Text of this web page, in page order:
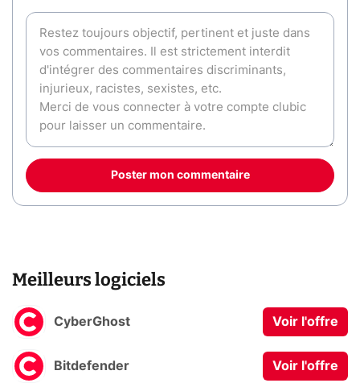
Poster mon commentaire
Meilleurs logiciels
CyberGhost Voir l'offre
Bitdefender Voir l'offre